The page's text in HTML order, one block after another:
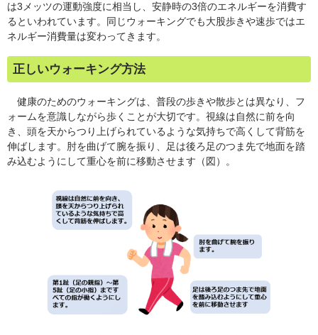
は3メッツの運動強度に相当し、安静時の3倍のエネルギーを消費す
るといわれています。同じウォーキングでも大股歩きや速歩ではエ
ネルギー消費量は変わってきます。
正しいウォーキング方法
健康のためのウォーキングは、普段の歩きや散歩とは異なり、フ
ォームを意識しながら歩くことが大切です。視線は自然に前を向
き、頭を天からつり上げられているような気持ちで高くして背筋を
伸ばします。肘を曲げて腕を振り、足は後ろ足のつま先で地面を踏
み込むようにして重心を前に移動させます（図）。